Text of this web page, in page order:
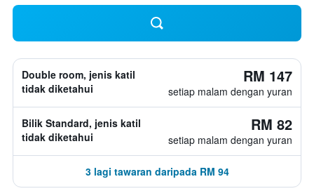
Double room, jenis katil
tidak diketahui
RM 147
setiap malam dengan yuran
Bilik Standard, jenis katil
tidak diketahui
RM 82
setiap malam dengan yuran
3 lagi tawaran daripada RM 94